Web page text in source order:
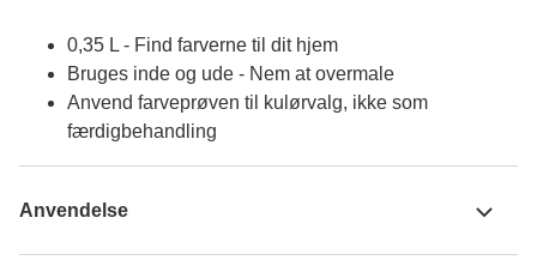
0,35 L - Find farverne til dit hjem
Bruges inde og ude - Nem at overmale
Anvend farveprøven til kulørvalg, ikke som
færdigbehandling
Anvendelse